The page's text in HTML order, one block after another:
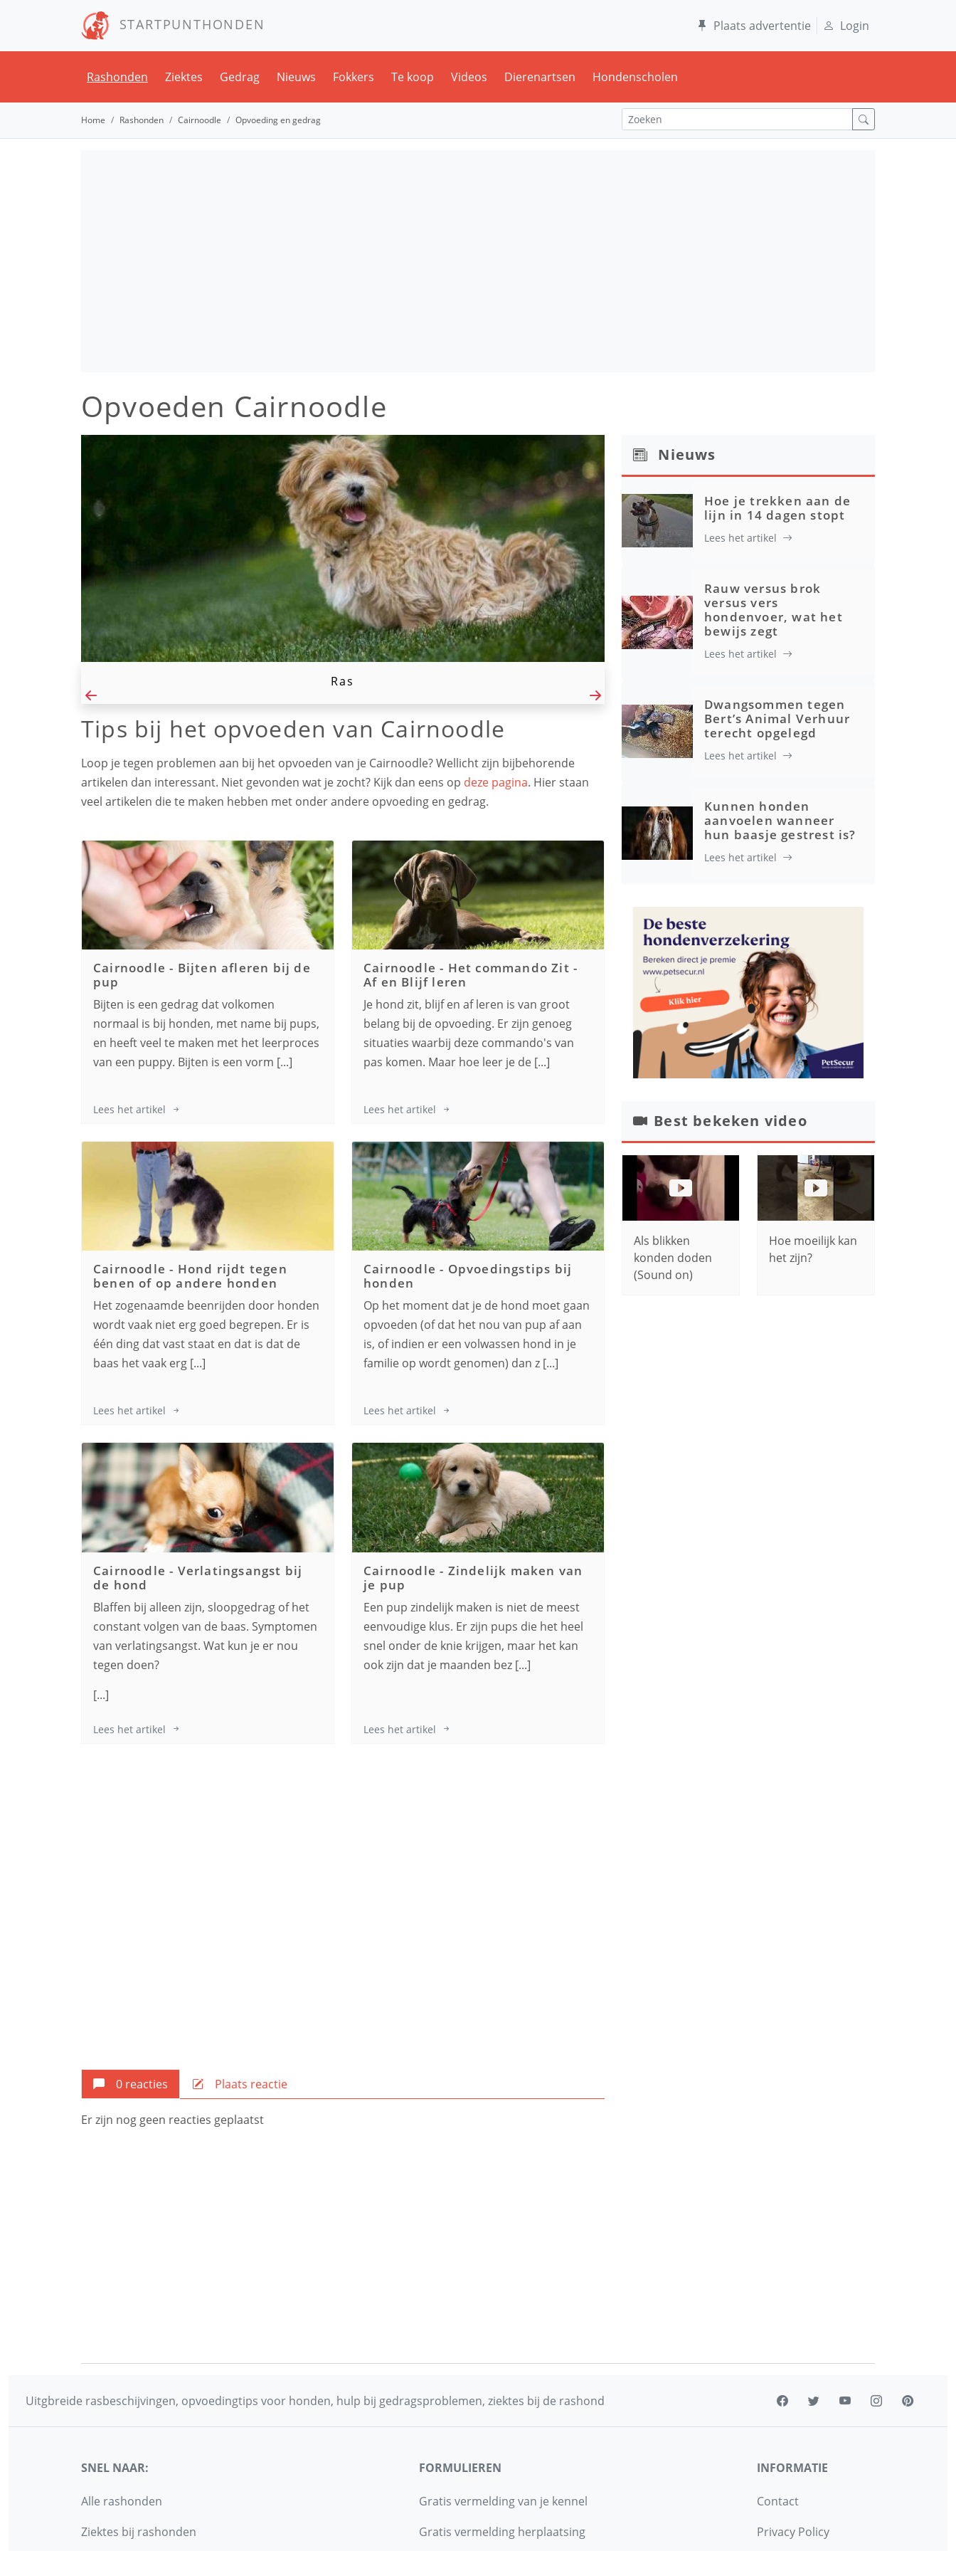
STARTPUNTHONDEN Plaats advertentie Login
Rashonden Ziektes Gedrag Nieuws Fokkers Te koop Videos Dierenartsen Hondenscholen
Home Rashonden Cairnoodle Opvoeding en gedrag
Opvoeden Cairnoodle
Ras
Tips bij het opvoeden van Cairnoodle
Loop je tegen problemen aan bij het opvoeden van je Cairnoodle? Wellicht zijn bijbehorende
artikelen dan interessant. Niet gevonden wat je zocht? Kijk dan eens op deze pagina. Hier staan
veel artikelen die te maken hebben met onder andere opvoeding en gedrag.
Cairnoodle - Bijten afleren bij de
pup
Bijten is een gedrag dat volkomen
normaal is bij honden, met name bij pups,
en heeft veel te maken met het leerproces
van een puppy. Bijten is een vorm [...]
Lees het artikel
Cairnoodle - Het commando Zit -
Af en Blijf leren
Je hond zit, blijf en af leren is van groot
belang bij de opvoeding. Er zijn genoeg
situaties waarbij deze commando's van
pas komen. Maar hoe leer je de [...]
Lees het artikel
Cairnoodle - Hond rijdt tegen
benen of op andere honden
Het zogenaamde beenrijden door honden
wordt vaak niet erg goed begrepen. Er is
één ding dat vast staat en dat is dat de
baas het vaak erg [...]
Lees het artikel
Cairnoodle - Opvoedingstips bij
honden
Op het moment dat je de hond moet gaan
opvoeden (of dat het nou van pup af aan
is, of indien er een volwassen hond in je
familie op wordt genomen) dan z [...]
Lees het artikel
Cairnoodle - Verlatingsangst bij
de hond
Blaffen bij alleen zijn, sloopgedrag of het
constant volgen van de baas. Symptomen
van verlatingsangst. Wat kun je er nou
tegen doen?
[...]
Lees het artikel
Cairnoodle - Zindelijk maken van
je pup
Een pup zindelijk maken is niet de meest
eenvoudige klus. Er zijn pups die het heel
snel onder de knie krijgen, maar het kan
ook zijn dat je maanden bez [...]
Lees het artikel
0 reacties Plaats reactie
Er zijn nog geen reacties geplaatst
Nieuws
Hoe je trekken aan de
lijn in 14 dagen stopt
Lees het artikel
Rauw versus brok
versus vers
hondenvoer, wat het
bewijs zegt
Lees het artikel
Dwangsommen tegen
Bert’s Animal Verhuur
terecht opgelegd
Lees het artikel
Kunnen honden
aanvoelen wanneer
hun baasje gestrest is?
Lees het artikel
Best bekeken video
Als blikken
konden doden
(Sound on)
Hoe moeilijk kan
het zijn?
Uitgbreide rasbeschijvingen, opvoedingtips voor honden, hulp bij gedragsproblemen, ziektes bij de rashond
SNEL NAAR:
Alle rashonden
Ziektes bij rashonden
FORMULIEREN
Gratis vermelding van je kennel
Gratis vermelding herplaatsing
INFORMATIE
Contact
Privacy Policy